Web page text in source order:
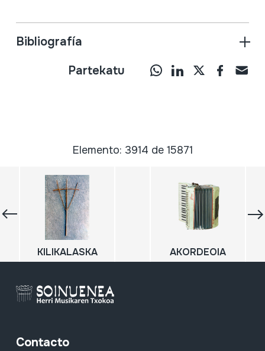
Bibliografía
Partekatu
Elemento: 3914 de 15871
KILIKALASKA AKORDEOIA
Contacto